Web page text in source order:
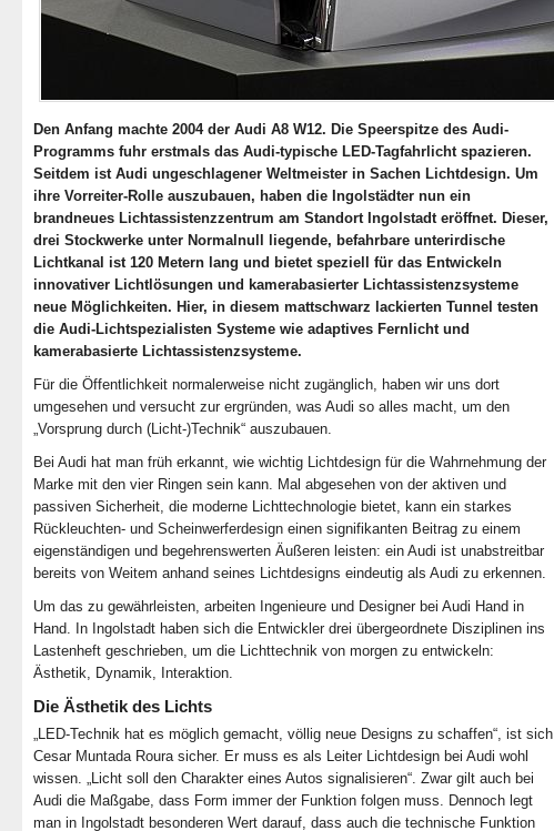
Den Anfang machte 2004 der Audi A8 W12. Die Speerspitze des Audi-
Programms fuhr erstmals das Audi-typische LED-Tagfahrlicht spazieren.
Seitdem ist Audi ungeschlagener Weltmeister in Sachen Lichtdesign. Um
ihre Vorreiter-Rolle auszubauen, haben die Ingolstädter nun ein
brandneues Lichtassistenzzentrum am Standort Ingolstadt eröffnet. Dieser,
drei Stockwerke unter Normalnull liegende, befahrbare unterirdische
Lichtkanal ist 120 Metern lang und bietet speziell für das Entwickeln
innovativer Lichtlösungen und kamerabasierter Lichtassistenzsysteme
neue Möglichkeiten. Hier, in diesem mattschwarz lackierten Tunnel testen
die Audi-Lichtspezialisten Systeme wie adaptives Fernlicht und
kamerabasierte Lichtassistenzsysteme.
Für die Öffentlichkeit normalerweise nicht zugänglich, haben wir uns dort
umgesehen und versucht zur ergründen, was Audi so alles macht, um den
„Vorsprung durch (Licht-)Technik“ auszubauen.
Bei Audi hat man früh erkannt, wie wichtig Lichtdesign für die Wahrnehmung der
Marke mit den vier Ringen sein kann. Mal abgesehen von der aktiven und
passiven Sicherheit, die moderne Lichttechnologie bietet, kann ein starkes
Rückleuchten- und Scheinwerferdesign einen signifikanten Beitrag zu einem
eigenständigen und begehrenswerten Äußeren leisten: ein Audi ist unabstreitbar
bereits von Weitem anhand seines Lichtdesigns eindeutig als Audi zu erkennen.
Um das zu gewährleisten, arbeiten Ingenieure und Designer bei Audi Hand in
Hand. In Ingolstadt haben sich die Entwickler drei übergeordnete Disziplinen ins
Lastenheft geschrieben, um die Lichttechnik von morgen zu entwickeln:
Ästhetik, Dynamik, Interaktion.
Die Ästhetik des Lichts
„LED-Technik hat es möglich gemacht, völlig neue Designs zu schaffen“, ist sich
Cesar Muntada Roura sicher. Er muss es als Leiter Lichtdesign bei Audi wohl
wissen. „Licht soll den Charakter eines Autos signalisieren“. Zwar gilt auch bei
Audi die Maßgabe, dass Form immer der Funktion folgen muss. Dennoch legt
man in Ingolstadt besonderen Wert darauf, dass auch die technische Funktion